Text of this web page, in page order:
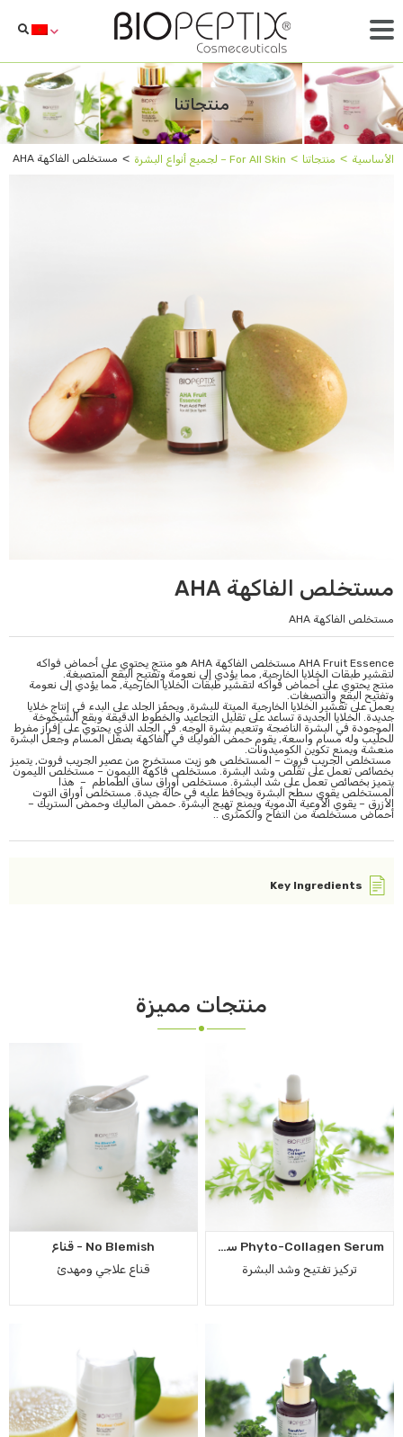
منتجاتنا
الأساسية ˂ منتجاتنا ˂ For All Skin – لجميع أنواع البشرة ˂ مستخلص الفاكهة AHA
مستخلص الفاكهة AHA
مستخلص الفاكهة AHA
AHA Fruit Essence مستخلص الفاكهة AHA هو منتج يحتوي على أحماض فواكه
لتقشير طبقات الخلايا الخارجية, مما يؤدي إلى نعومة وتفتيح البقع المتصبغة.
منتج يحتوي على أحماض فواكه لتقشير طبقات الخلايا الخارجية, مما يؤدي إلى نعومة
وتفتيح البقع والتصبغات.
يعمل على تقشير الخلايا الخارجية الميتة للبشرة, ويحفّز الجلد على البدء في إنتاج خلايا
جديدة. الخلايا الجديدة تساعد على تقليل التجاعيد والخطوط الدقيقة وبقع الشيخوخة
الموجودة في البشرة الناضجة وتنعيم بشرة الوجه. في الجلد الذي يحتوي على إفراز مفرط
للحليب وله مسام واسعة, يقوم حمض الفوليك في الفاكهة بصقل المسام وجعل البشرة
منعشة ويمنع تكوين الكوميدونات.
مستخلص الجريب فروت – المستخلص هو زيت مستخرج من عصير الجريب فروت, يتميز
بخصائص تعمل على تقلّص وشد البشرة. مستخلص فاكهة الليمون – مستخلص الليمون
يتميز بخصائص تعمل على شد البشرة. مستخلص أوراق ساق الطماطم – هذا
المستخلص يقوي سطح البشرة ويحافظ عليه في حالة جيدة. مستخلص أوراق التوت
الأزرق – يقوي الأوعية الدموية ويمنع تهيج البشرة. حمض الماليك وحمض الستريك –
أحماض مستخلصة من التفاح والكمثرى ..
Key Ingredients
منتجات مميزة
Phyto-Collagen Serum سيروم فيتو كولاجين
تركيز تفتيح وشد البشرة
No Blemish - قناع
قناع علاجي ومهدئ